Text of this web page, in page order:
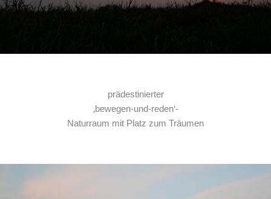
prädestinierter
‚bewegen-und-reden‘-
Naturraum mit Platz zum Träumen